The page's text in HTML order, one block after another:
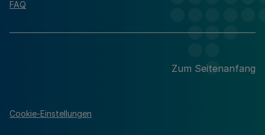
FAQ
Zum Seitenanfang
Cookie-Einstellungen